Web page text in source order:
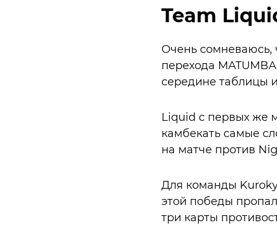
Team
Очень сомневаюсь,
перехода
середине таблицы
Liquid с первых же
камбекать самые
на матче против
Для команды
этой победы
три карты